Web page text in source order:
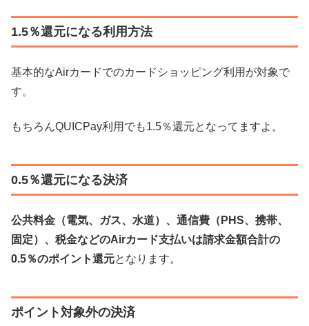
1.5％還元になる利用方法
基本的なAirカードでのカードショッピング利用が対象で
す。
もちろんQUICPay利用でも1.5％還元となってますよ。
0.5％還元になる決済
公共料金（電気、ガス、水道）、通信費（PHS、携帯、
固定）、税金などのAirカード支払いは請求金額合計の
0.5％のポイント還元となります。
ポイント対象外の決済